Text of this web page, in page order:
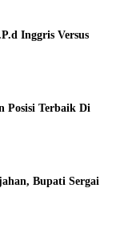
Inggris Versus
Posisi Terbaik Di
Bupati Sergai